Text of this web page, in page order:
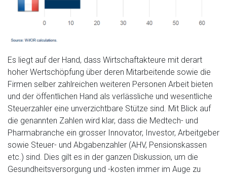
Es liegt auf der Hand, dass Wirtschaftakteure mit derart
hoher Wertschöpfung über deren Mitarbeitende sowie die
Firmen selber zahlreichen weiteren Personen Arbeit bieten
und der öffentlichen Hand als verlässliche und wesentliche
Steuerzahler eine unverzichtbare Stütze sind. Mit Blick auf
die genannten Zahlen wird klar, dass die Medtech- und
Pharmabranche ein grosser Innovator, Investor, Arbeitgeber
sowie Steuer- und Abgabenzahler (AHV, Pensionskassen
etc.) sind. Dies gilt es in der ganzen Diskussion, um die
Gesundheitsversorgung und -kosten immer im Auge zu